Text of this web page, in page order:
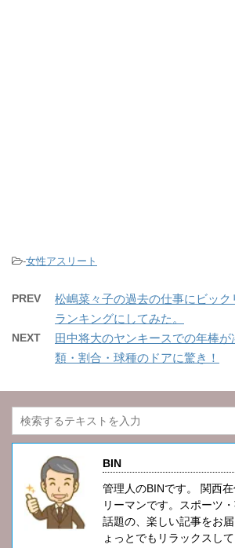
-女性アスリート
PREV
松嶋菜々子の過去の仕事にビッ
ランキングにしてみた。
NEXT
田中将大のヤンキースでの年棒
類・割合・球種のドアに驚き！
BIN
管理人のBINです。 関西
リーマンです。スポーツ
話題の、楽しい記事をお
ょっとでもリラックスし